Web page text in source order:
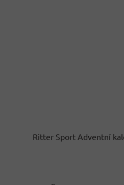
Ritter Sport Adventní